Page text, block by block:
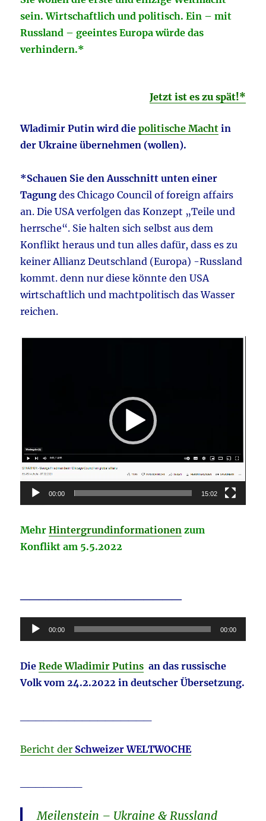
sein. Wirtschaftlich und politisch. Ein – mit
Russland – geeintes Europa würde das
verhindern.*
Jetzt ist es zu spät!*
Wladimir Putin wird diepolitische Macht in
der Ukraine übernehmen (wollen).
*Schauen Sie den Ausschnitt unten einer
Tagung des Chicago Council of foreign affairs
an. Die USA verfolgen das Konzept „Teile und
herrsche“. Sie halten sich selbst aus dem
Konflikt heraus und tun alles dafür, dass es zu
keiner Allianz Deutschland (Europa) -Russland
kommt. denn nur diese könnte den USA
wirtschaftlich und machtpolitisch das Wasser
reichen.
00:00 15:02
MehrHintergrundinformationen zum
Konflikt am 5.5.2022
Audio-
Player
00:00 00:00
DieRede Wladimir Putins an das russische
Volk vom 24.2.2022 in deutscher Übersetzung.
Bericht der Schweizer WELTWOCHE
Meilenstein – Ukraine & Russland